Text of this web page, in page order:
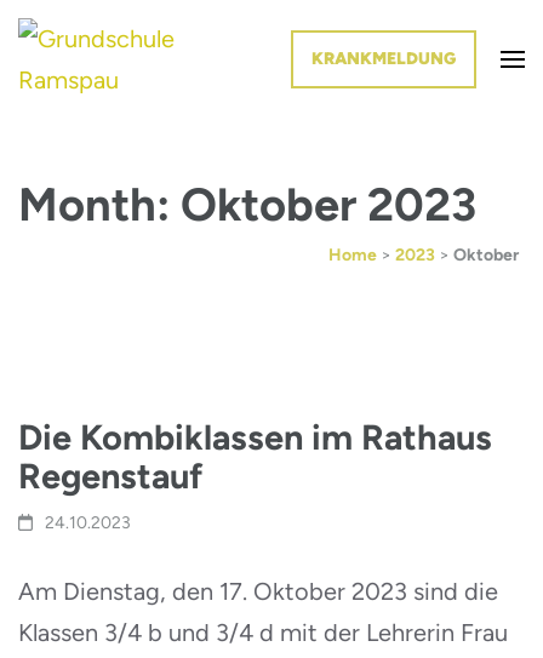
KRANKMELDUNG
Month: Oktober 2023
Home > 2023 > Oktober
Die Kombiklassen im Rathaus
Regenstauf
24.10.2023
Am Dienstag, den 17. Oktober 2023 sind die
Klassen 3/4 b und 3/4 d mit der Lehrerin Frau